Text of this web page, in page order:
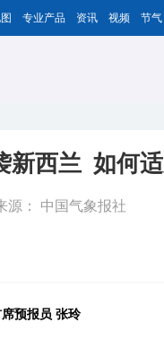
专业产品 资讯 视频 节气
新西兰 如何
源： 中国气象报社
预报员 张玲